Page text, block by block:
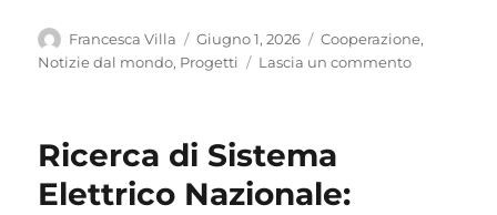
Autore
Francesca Villa
Pubblicato
il
Giugno 1, 2026 Categorie
Cooperazione,
Notizie dal mondo, Progetti Lascia un commentosu
Ricerca di Sistema
Elettrico Nazionale: